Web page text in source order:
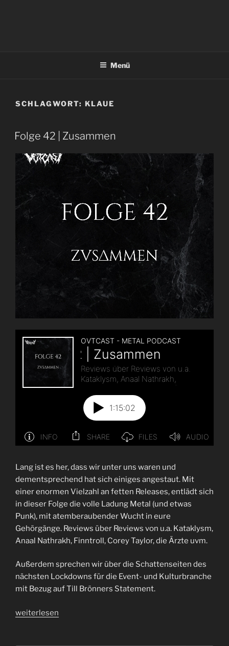
Menü
SCHLAGWORT: KLAUE
Folge 42 | Zusammen
Lang ist es her, dass wir unter uns waren und
dementsprechend hat sich einiges angestaut. Mit
einer enormen Vielzahl an fetten Releases, entlädt sich
in dieser Folge die volle Ladung Metal (und etwas
Punk), mit atemberaubender Wucht in eure
Gehörgänge. Reviews über Reviews von u.a. Kataklysm,
Anaal Nathrakh, Finntroll, Corey Taylor, die Ärzte uvm.
Außerdem sprechen wir über die Schattenseiten des
nächsten Lockdowns für die Event- und Kulturbranche
mit Bezug auf Till Brönners Statement.
„Folge
weiterlesen